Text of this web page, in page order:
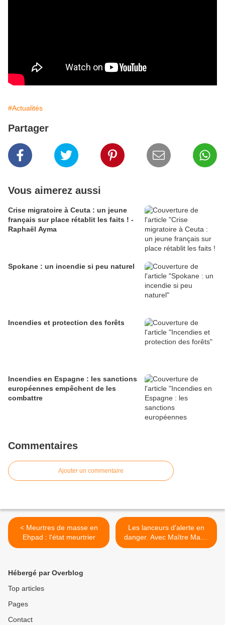
#Actualités
Partager
Vous aimerez aussi
Crise migratoire à Ceuta : un jeune
français sur place rétablit les faits ! -
Raphaël Ayma
Spokane : un incendie si peu naturel
Incendies et protection des forêts
Incendies en Espagne : les sanctions
européennes empêchent de les
combattre
Commentaires
Ajouter un commentaire
< Meurtres de masse en
Ehpad : l'état meurtrier
Les lanceurs d'alerte en
danger. Avec Maître Maud
Marian et le Dr Jacky
Hébergé par Overblog
Top articles
Pages
Contact